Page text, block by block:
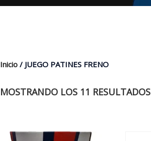
Inicio / JUEGO PATINES FRENO
MOSTRANDO LOS 11 RESULTADOS